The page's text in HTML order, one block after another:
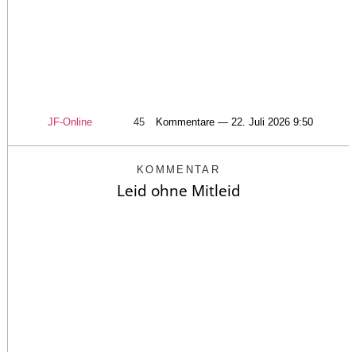
JF-Online 45 Kommentare — 22. Juli 2026 9:50
KOMMENTAR
Leid ohne Mitleid